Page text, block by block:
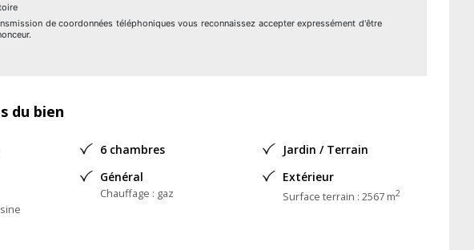
de l'acquéreur
à la charge de l'Acquéreur : 19000 %
de coordonnées téléphoniques vous reconnaissez accepter expressément d'être
du bien
6 chambres
Jardin / Terrain
Général
Chauffage : gaz
Extérieur
Surface terrain : 2567 m2